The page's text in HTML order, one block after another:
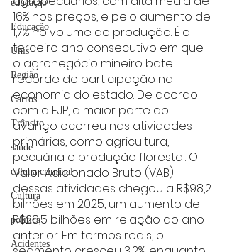
educaçao
Educação
Unis
Região
Carros
Trânsito
saúde
coluna criminal
Cultura
politica
Acidentes
16% nos preços, e pelo aumento de
1,7% no volume de produção. É o
terceiro ano consecutivo em que
o agronegócio mineiro bate
recorde de participação na
economia do estado. De acordo
com a FJP, a maior parte do
avanço ocorreu nas atividades
primárias, como agricultura,
pecuária e produção florestal. O
Valor Adicionado Bruto (VAB)
dessas atividades chegou a R$98,2
bilhões em 2025, um aumento de
R$28,5 bilhões em relação ao ano
anterior. Em termos reais, o